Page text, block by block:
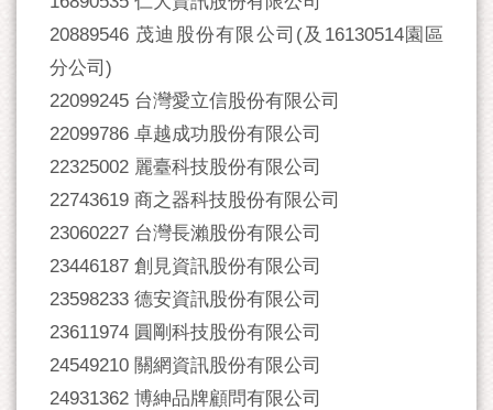
20889546 茂迪股份有限公司(及16130514園區
分公司)
22099245 台灣愛立信股份有限公司
22099786 卓越成功股份有限公司
22325002 麗臺科技股份有限公司
22743619 商之器科技股份有限公司
23060227 台灣長瀨股份有限公司
23446187 創見資訊股份有限公司
23598233 德安資訊股份有限公司
23611974 圓剛科技股份有限公司
24549210 關網資訊股份有限公司
24931362 博紳品牌顧問有限公司